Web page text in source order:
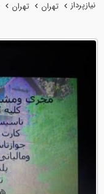
نیازپرداز تهران تهران